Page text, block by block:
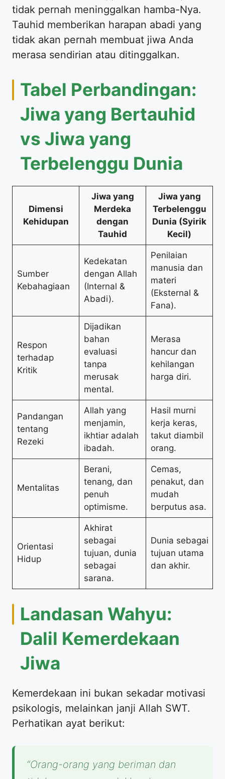
tidak pernah meninggalkan hamba-Nya.
Tauhid memberikan harapan abadi yang
tidak akan pernah membuat jiwa Anda
merasa sendirian atau ditinggalkan.
Tabel Perbandingan:
Jiwa yang Bertauhid
vs Jiwa yang
Terbelenggu Dunia
Dimensi
Kehidupan
Jiwa yang
Merdeka
dengan
Tauhid
Jiwa yang
Terbelenggu
Dunia (Syirik
Kecil)
Sumber
Kebahagiaan
Kedekatan
dengan Allah
(Internal &
Abadi).
Penilaian
manusia dan
materi
(Eksternal &
Fana).
Respon
terhadap
Kritik
Dijadikan
bahan
evaluasi
tanpa
merusak
mental.
Merasa
hancur dan
kehilangan
harga diri.
Pandangan
tentang
Rezeki
Allah yang
menjamin,
ikhtiar adalah
ibadah.
Hasil murni
kerja keras,
takut diambil
orang.
Mentalitas
Berani,
tenang, dan
penuh
optimisme.
Cemas,
penakut, dan
mudah
berputus asa.
Orientasi
Hidup
Akhirat
sebagai
tujuan, dunia
sebagai
sarana.
Dunia sebagai
tujuan utama
dan akhir.
Landasan Wahyu:
Dalil Kemerdekaan
Jiwa
Kemerdekaan ini bukan sekadar motivasi
psikologis, melainkan janji Allah SWT.
Perhatikan ayat berikut:
“Orang-orang yang beriman dan